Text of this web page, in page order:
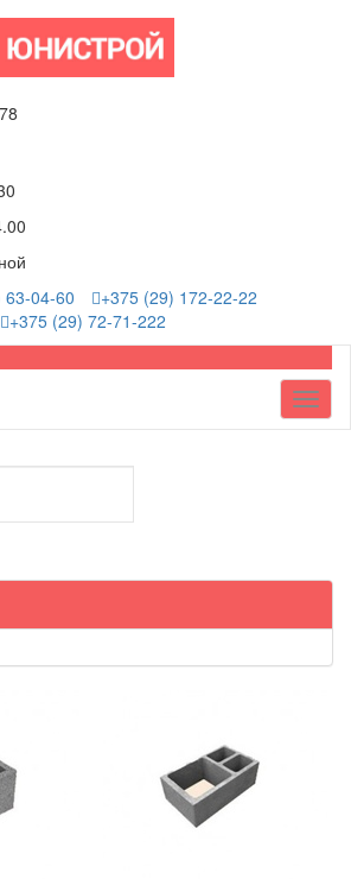
63-04-60
+375 (29) 172-22-22
+375 (29) 72-71-222